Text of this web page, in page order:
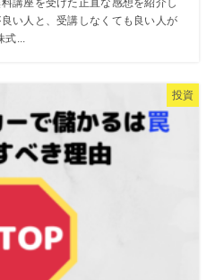
講座を受けた正直な感想を紹介し
い人と、受講しなくても良い人が
...
投資